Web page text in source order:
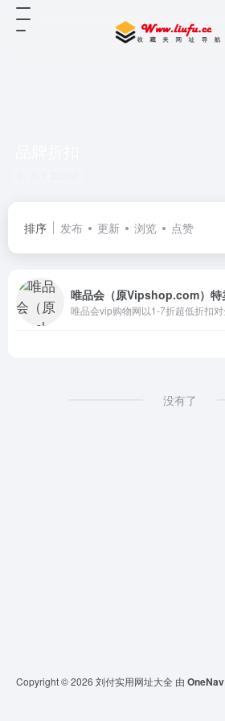
排序 发布 更新 浏览 点赞
没有了
Copyright © 2026 刘付实用网址大全 由 OneNav